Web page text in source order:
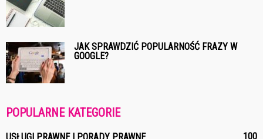
JAK SPRAWDZIĆ POPULARNOŚĆ FRAZY W
GOOGLE?
POPULARNE KATEGORIE
100